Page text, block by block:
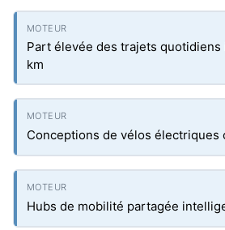
Part élevée des trajets quotidiens
km
Conceptions de vélos électriques
Hubs de mobilité partagée